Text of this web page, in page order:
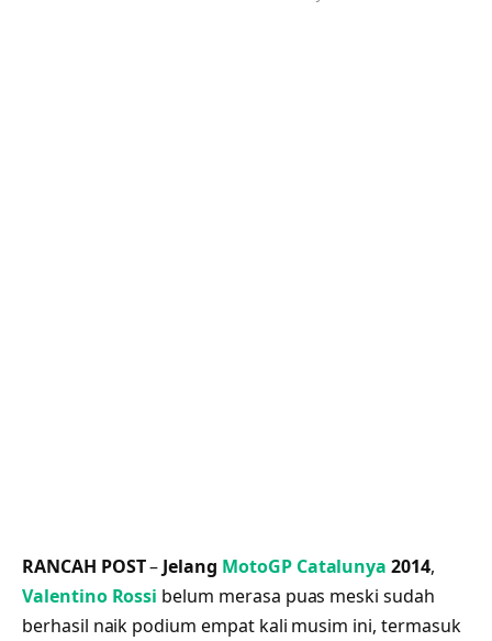
RANCAH POST– Jelang MotoGP Catalunya 2014,
Valentino Rossi belum merasa puas meski sudah
berhasil naik podium empat kali musim ini, termasuk